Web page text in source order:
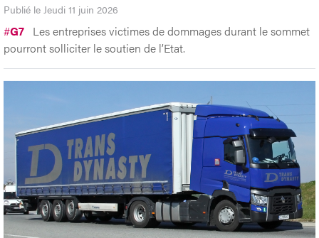
Publié le Jeudi 11 juin 2026
#G7 Les entreprises victimes de dommages durant le sommet
pourront solliciter le soutien de l’Etat.